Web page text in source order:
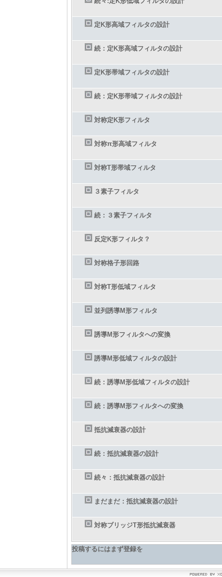
定K形高域フィルタの設計
続：定K形高域フィルタの設計
定K形帯域フィルタの設計
続：定K形帯域フィルタの設計
対称定K形フィルタ
対称π形高域フィルタ
対称T形帯域フィルタ
３素子フィルタ
続：３素子フィルタ
反定K形フィルタ？
対称格子形回路
対称T形低域フィルタ
並列誘導M形フィルタ
誘導M形フィルタへの変換
誘導M形低域フィルタの設計
続：誘導M形低域フィルタの設計
続：誘導M形フィルタへの変換
抵抗減衰器の設計
続：抵抗減衰器の設計
続々：抵抗減衰器の設計
まだまだ：抵抗減衰器の設計
対称ブリッジT形抵抗減衰器
投稿するにはまず登録を